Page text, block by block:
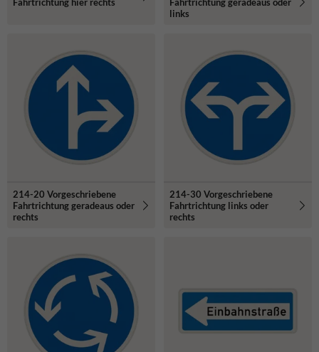
links
214-20 Vorgeschriebene
Fahrtrichtung geradeaus oder
rechts
214-30 Vorgeschriebene
Fahrtrichtung links oder
rechts